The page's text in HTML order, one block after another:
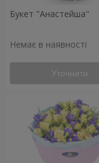
Букет "Анастейша"
Немає в наявності
Уточнити